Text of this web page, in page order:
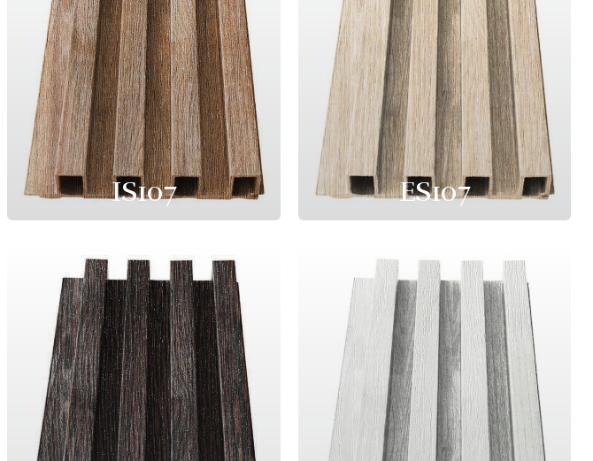
IS107 ES107